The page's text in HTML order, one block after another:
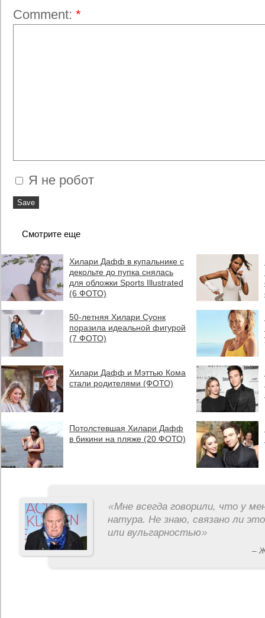
Comment: *
Я не робот
Смотрите еще
Хилари Дафф в купальнике с
декольте до пупка снялась
для обложки Sports Illustrated
(6 ФОТО)
50-летняя Хилари Суонк
поразила идеальной фигурой
(7 ФОТО)
Хилари Дафф и Мэттью Кома
стали родителями (ФОТО)
Потолстевшая Хилари Дафф
в бикини на пляже (20 ФОТО)
«Мне всегда говорили, что у
натура. Не знаю, связано ли
или вульгарностью»
–